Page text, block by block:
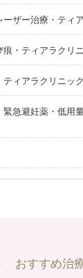
ーザー治療・ティ
・ティアラクリ
ィアラクリニッ
緊急避妊薬・低用
おすすめ治